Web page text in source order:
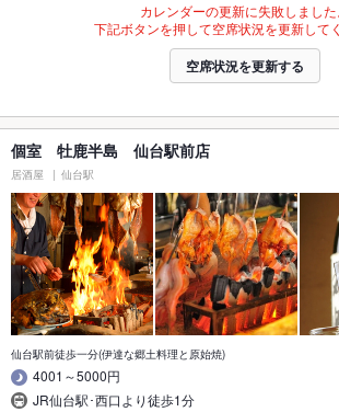
カレンダーの更新に失敗しました
下記ボタンを押して空席状況を更新して
空席状況を更新する
個室 牡鹿半島 仙台駅前店
居酒屋 仙台駅
仙台駅前徒歩一分(伊達な郷土料理と原始焼)
4001～5000円
JR仙台駅･西口より徒歩1分